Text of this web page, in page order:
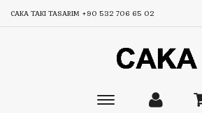
CAKA TAKI TASARIM +90 532 706 65 02
Toggle